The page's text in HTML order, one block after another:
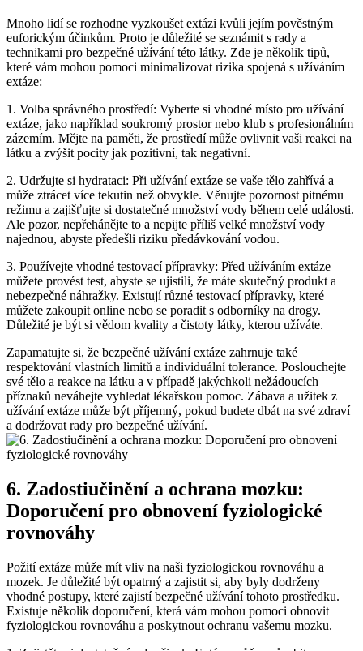
Mnoho lidí se rozhodne vyzkoušet extázi kvůli jejím pověstným
euforickým účinkům. Proto je důležité se seznámit s rady a
technikami pro bezpečné užívání této látky. Zde je několik tipů,
které vám mohou pomoci minimalizovat rizika spojená s užíváním
extáze:
1. Volba správného prostředí: Vyberte si vhodné místo pro užívání
extáze, jako například soukromý prostor nebo klub s profesionálním
zázemím. Mějte na paměti, že prostředí může ovlivnit vaši reakci na
látku a zvýšit pocity jak pozitivní, tak negativní.
2. Udržujte si hydrataci: Při užívání extáze se vaše tělo zahřívá a
může ztrácet více tekutin než obvykle. Věnujte pozornost pitnému
režimu a zajišťujte si dostatečné množství vody během celé události.
Ale pozor, nepřehánějte to a nepijte příliš velké množství vody
najednou, abyste předešli riziku předávkování vodou.
3. Používejte vhodné testovací přípravky: Před užíváním extáze
můžete provést test, abyste se ujistili, že máte skutečný produkt a
nebezpečné náhražky. Existují různé testovací přípravky, které
můžete zakoupit online nebo se poradit s odborníky na drogy.
Důležité je být si vědom kvality a čistoty látky, kterou užíváte.
Zapamatujte si, že bezpečné užívání extáze zahrnuje také
respektování vlastních limitů a individuální tolerance. Poslouchejte
své tělo a reakce na látku a v případě jakýchkoli nežádoucích
příznaků neváhejte vyhledat lékařskou pomoc. Zábava a užitek z
užívání extáze může být příjemný, pokud budete dbát na své zdraví
a dodržovat rady pro bezpečné užívání.
6. Zadostiučinění a ochrana mozku:
Doporučení pro obnovení fyziologické
rovnováhy
Požití extáze může mít vliv na naši fyziologickou rovnováhu a
mozek. Je důležité být opatrný a zajistit si, aby byly dodrženy
vhodné postupy, které zajistí bezpečné užívání tohoto prostředku.
Existuje několik doporučení, která vám mohou pomoci obnovit
fyziologickou rovnováhu a poskytnout ochranu vašemu mozku.